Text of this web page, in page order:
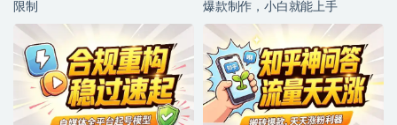
限制
爆款制作，小白就能上手